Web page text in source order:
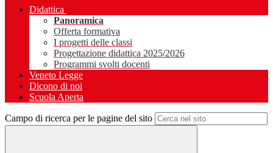
Didattica
Panoramica
Offerta formativa
I progetti delle classi
Progettazione didattica 2025/2026
Programmi svolti docenti
Veneto Legge
Dicono di noi
Scuola Aperta
Campo di ricerca per le pagine del sito